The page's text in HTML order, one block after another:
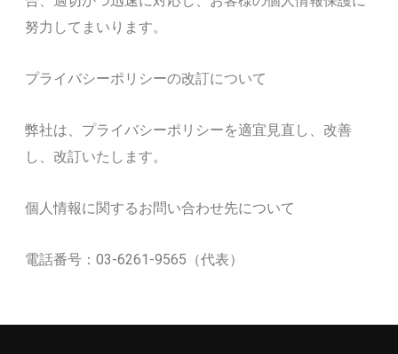
努力してまいります。
プライバシーポリシーの改訂について
弊社は、プライバシーポリシーを適宜見直し、改善
し、改訂いたします。
個人情報に関するお問い合わせ先について
電話番号：03-6261-9565（代表）